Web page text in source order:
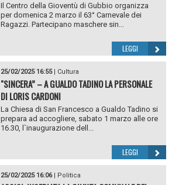
Il Centro della Gioventù di Gubbio organizza
per domenica 2 marzo il 63° Carnevale dei
Ragazzi. Partecipano maschere sin...
LEGGI
25/02/2025 16:55| Cultura
"SINCERA” – A GUALDO TADINO LA PERSONALE
DI LORIS CARDONI
La Chiesa di San Francesco a Gualdo Tadino si
prepara ad accogliere, sabato 1 marzo alle ore
16.30, l`inaugurazione dell...
LEGGI
25/02/2025 16:06| Politica